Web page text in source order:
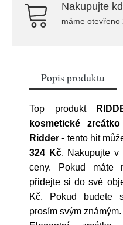
Nakupujte
máme
Popis produktu
Top produkt
kosmetické
Ridder - tento hit
324 Kč. Nakupujte v
ceny. Pokud máte
přidejte si do své
Kč. Pokud budete
prosím svým známým.